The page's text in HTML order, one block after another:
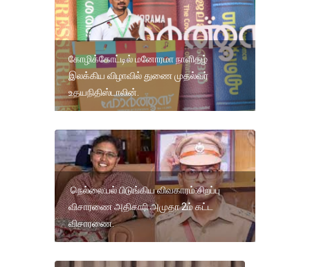
கோழிக்கோட்டில் மனோரமா நாளிதழ்
இலக்கிய விழாவில் துணை முதல்வர்
உதயநிதிஸ்டாலின்.
நெல்லை:பல் பிடுங்கிய விவகாரம்:சிறப்பு
விசாரணை அதிகாரி அமுதா 2ம் கட்ட
விசாரணை.